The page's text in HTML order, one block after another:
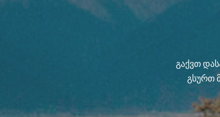
გაქვთ
გსურთ